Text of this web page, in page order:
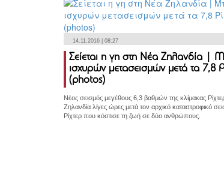
14.11.2016 | 08:27
Σείεται η γη στη Νέα Ζηλανδία |
ισχυρών μετασεισμών μετά τα 7,8
(photos)
Νέος σεισμός μεγέθους 6,3 βαθμών της κλίμακας
Ζηλανδία λίγες ώρες μετά τον αρχικό καταστροφικό
Ρίχτερ που κόστισε τη ζωή σε δύο ανθρώπους.